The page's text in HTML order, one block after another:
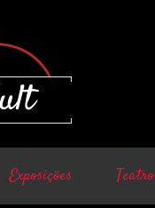
Exposições Teatro